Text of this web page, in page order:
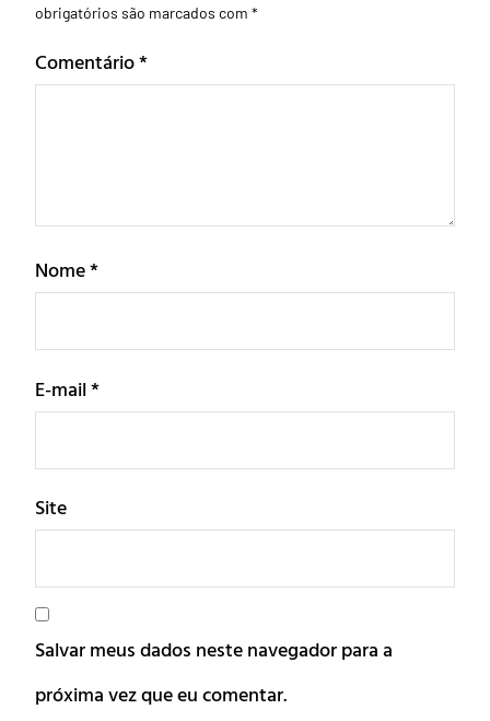
obrigatórios são marcados com *
Comentário*
Nome*
E-mail*
Site
Salvar meus dados neste navegador para a
próxima vez que eu comentar.